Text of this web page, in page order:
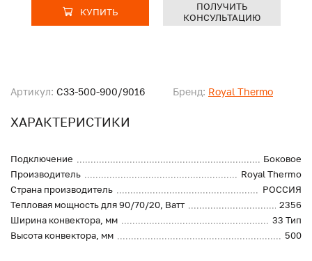
Артикул: C33-500-900/9016 Бренд: Royal Thermo
ХАРАКТЕРИСТИКИ
Подключение
Боковое
Производитель
Royal Thermo
Страна производитель
РОССИЯ
Тепловая мощность для 90/70/20, Ватт
2356
Ширина конвектора, мм
33 Тип
Высота конвектора, мм
500
КУПИТЬ
ПОЛУЧИТЬ
КОНСУЛЬТАЦИЮ